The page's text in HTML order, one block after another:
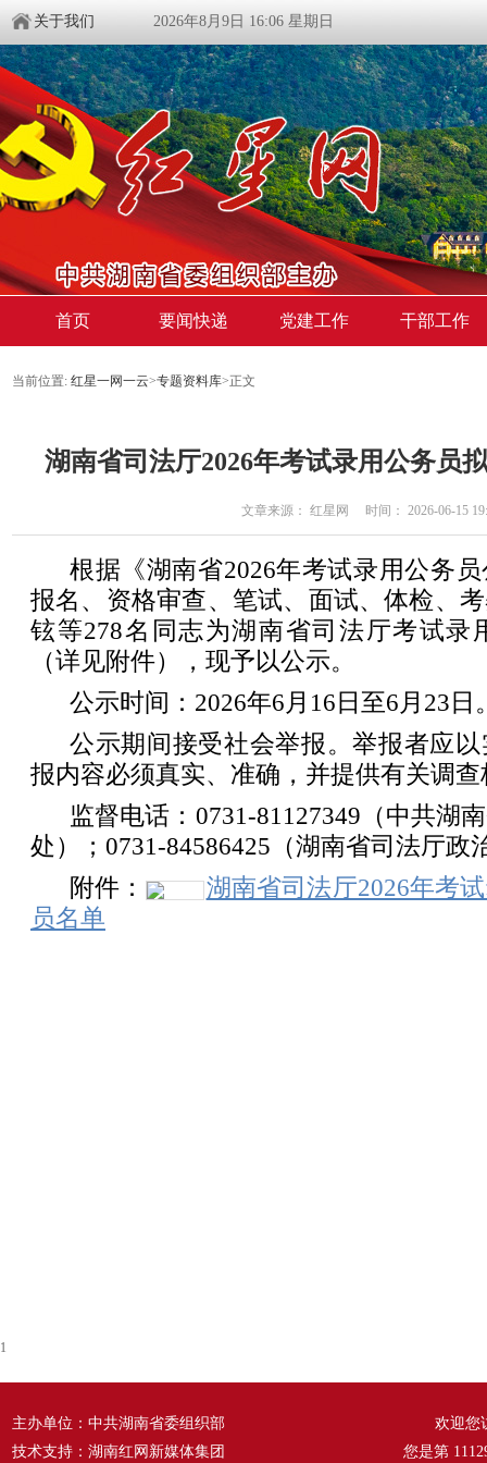
关于我们 2026年8月9日 16:06 星期日
首页 要闻快递 党建工作 干部工作
当前位置: 红星一网一云>专题资料库>正文
湖南省司法厅2026年考试录用公务员
文章来源： 红星网 时间： 2026-06-15
根据《湖南省2026年考试录用公务
报名、资格审查、笔试、面试、体检、
铉等278名同志为湖南省司法厅考试录
（详见附件），现予以公示。
公示时间：2026年6月16日至6月23日
公示期间接受社会举报。举报者应
报内容必须真实、准确，并提供有关调
监督电话：0731-81127349（中共湖
处）；0731-84586425（湖南省司法厅政
附件：
湖南省司法厅2026年考
员名单
1
主办单位：中共湖南省委组织部
技术支持：湖南红网新媒体集团
欢迎您
您是第